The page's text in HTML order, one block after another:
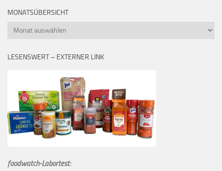
MONATSÜBERSICHT
Monatsübersicht
LESENSWERT – EXTERNER LINK
foodwatch-Labortest: